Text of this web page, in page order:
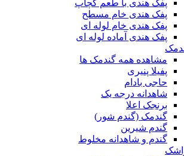
پفک هندی با طعم کچاپ
پفک هندی خام مسطح
پفک هندی خام لوله ای
پفک هندی آماده لوله ای
مشاهده همه گندمک ها
پفیلا پنیری
حاجی بادام
شاهدانه درجه یک
برنجک اعلا
گندمک (گندم شور)
گندم شیرین
گندم و شاهدانه مخلوط